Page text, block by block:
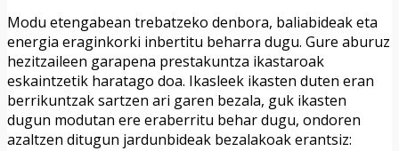
Modu etengabean trebatzeko denbora, baliabideak eta
energia eraginkorki inbertitu beharra dugu. Gure aburuz
hezitzaileen garapena prestakuntza ikastaroak
eskaintzetik haratago doa. Ikasleek ikasten duten eran
berrikuntzak sartzen ari garen bezala, guk ikasten
dugun modutan ere eraberritu behar dugu, ondoren
azaltzen ditugun jardunbideak bezalakoak erantsiz: